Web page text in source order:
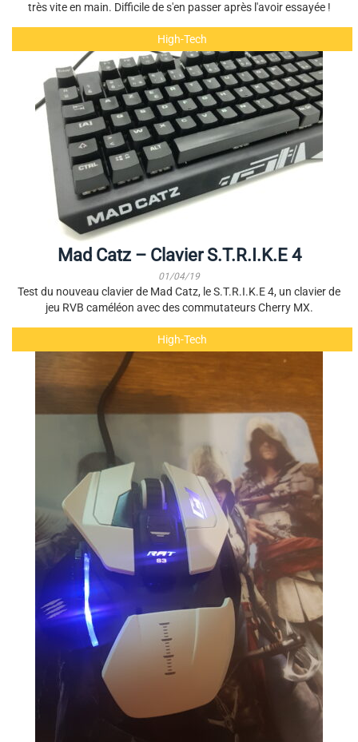
très vite en main. Difficile de s'en passer après l'avoir essayée !
High-Tech
Mad Catz – Clavier S.T.R.I.K.E 4
01/04/19
Test du nouveau clavier de Mad Catz, le S.T.R.I.K.E 4, un clavier de
jeu RVB caméléon avec des commutateurs Cherry MX.
High-Tech